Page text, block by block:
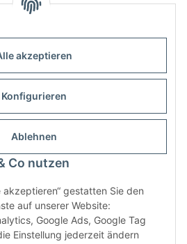
akzeptieren
Konfigurieren
Ablehnen
Co nutzen
akzeptieren“ gestatten Sie den
auf unserer Website:
Google Ads, Google Tag
Einstellung jederzeit ändern
widerrufen